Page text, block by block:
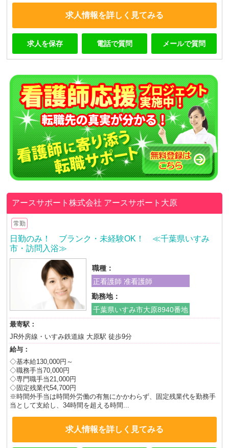
求人情報を詳しく見てみる
求人を保存 電話で質問 メールで質問
アースサポート株式会社 アースサポート大原
常勤
日勤のみ！ ブランク・未経験OK！ ≪千葉県いすみ
市・訪問入浴≫
職種：
正看護師 准看護師
勤務地：
千葉県いすみ市大原8940番地
最寄駅：
JR外房線・いすみ鉄道線 大原駅 徒歩9分
給与：
◇基本給130,000円～
◇職務手当70,000円
◇専門職手当21,000円
◇固定残業代54,700円
※時間外手当は時間外労働の有無にかかわらず、固定残業代を勤務手
当として支給し、34時間を超える時間...
求人情報を詳しく見てみる